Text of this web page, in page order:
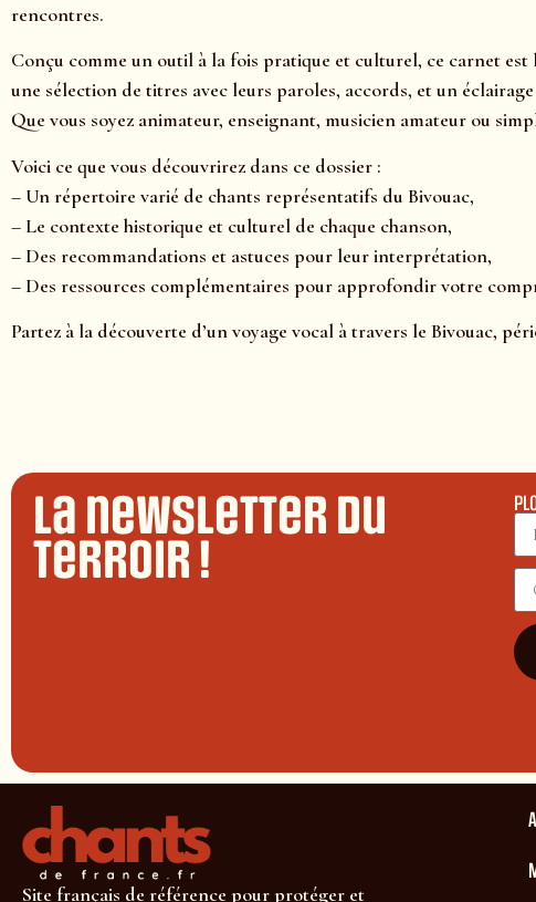
rencontres.
Conçu comme un outil à la fois pratique et culturel, ce carnet
une sélection de titres avec leurs paroles, accords, et un
Que vous soyez animateur, enseignant, musicien amateur ou
Voici ce que vous découvrirez dans ce dossier :
– Un répertoire varié de chants représentatifs du Bivouac,
– Le contexte historique et culturel de chaque chanson,
– Des recommandations et astuces pour leur interprétation,
– Des ressources complémentaires pour approfondir votre
Partez à la découverte d’un voyage vocal à travers le Bivouac,
La newsletter du
terroir !
Site français de référence pour protéger et